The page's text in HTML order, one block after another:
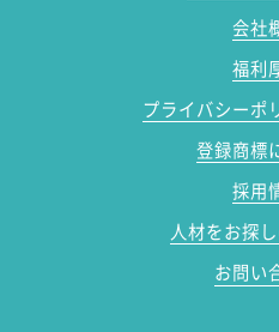
会社
福利
プライバシーポ
登録商標
採用
人材をお探
お問い